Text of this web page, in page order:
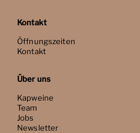
Kontakt
Öffnungszeiten
Kontakt
Über uns
Kapweine
Team
Jobs
Newsletter